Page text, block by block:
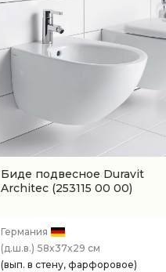
Биде подвесное Duravit
Architec (253115 00 00)
Германия
(д.ш.в.) 58x37x29 см
(вып. в стену, фарфоровое)